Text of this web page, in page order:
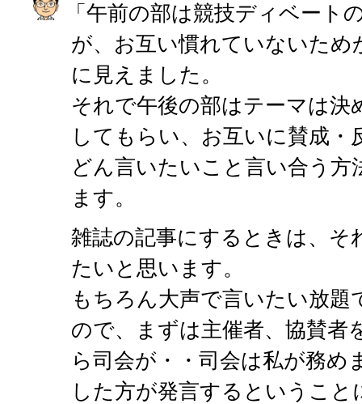
「午前の部は競技ディベート
が、お互い慣れていないため
に見えました。
それで午後の部はテーマは決
してもらい、お互いに賛成・
どん言いたいこと言い合う方
ます。
雑誌の記事にするときは、そ
たいと思います。
もちろん大声で言いたい放題
ので、まずは主催者、協賛者
ら司会が・・司会は私が務め
した方が発言するということ